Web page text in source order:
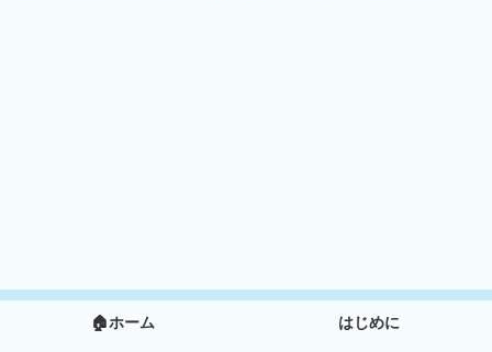
🏠ホーム はじめに